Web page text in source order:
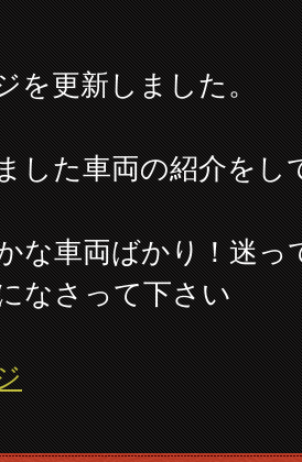
を更新しました。
した車両の紹介をし
な車両ばかり！迷っ
なさって下さい